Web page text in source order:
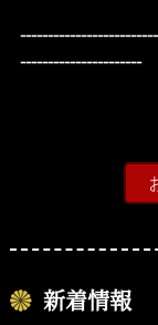
----------------------
新着情報